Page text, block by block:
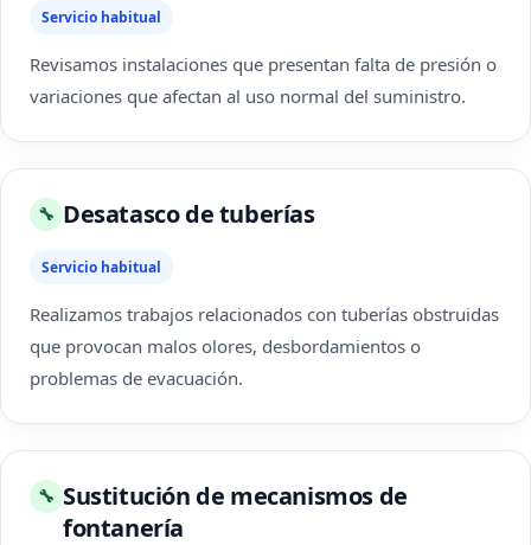
Servicio habitual
Revisamos instalaciones que presentan falta de presión o
variaciones que afectan al uso normal del suministro.
🔧 Desatasco de tuberías
Servicio habitual
Realizamos trabajos relacionados con tuberías obstruidas
que provocan malos olores, desbordamientos o
problemas de evacuación.
🔧 Sustitución de mecanismos de
fontanería